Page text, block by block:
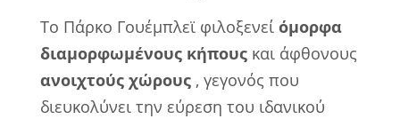
Το Πάρκο Γουέμπλεϊ φιλοξενεί όμορφα
διαμορφωμένους κήπους και άφθονους
ανοιχτούς χώρους , γεγονός που
διευκολύνει την εύρεση του ιδανικού